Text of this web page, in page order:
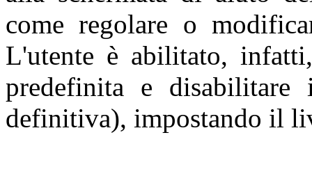
come regolare o
L'utente è abilitato,
predefinita e
definitiva), impostando il